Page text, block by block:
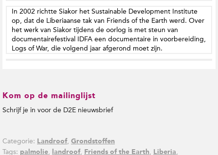
In 2002 richtte Siakor het Sustainable Development Institute
op, dat de Liberiaanse tak van Friends of the Earth werd. Over
het werk van Siakor tijdens de oorlog is met steun van
documentairefestival IDFA een documentaire in voorbereiding,
Logs of War, die volgend jaar afgerond moet zijn.
Kom op de mailinglijst
Schrijf je in voor de D2E nieuwsbrief
Categorie: Landroof, Grondstoffen
Tags: palmolie, landroof, Friends of the Earth, Liberia,